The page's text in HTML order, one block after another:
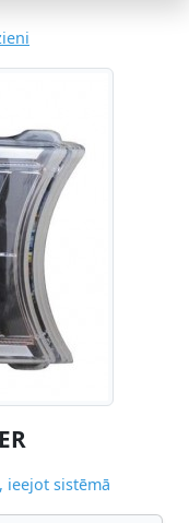
ieejot sistēmā